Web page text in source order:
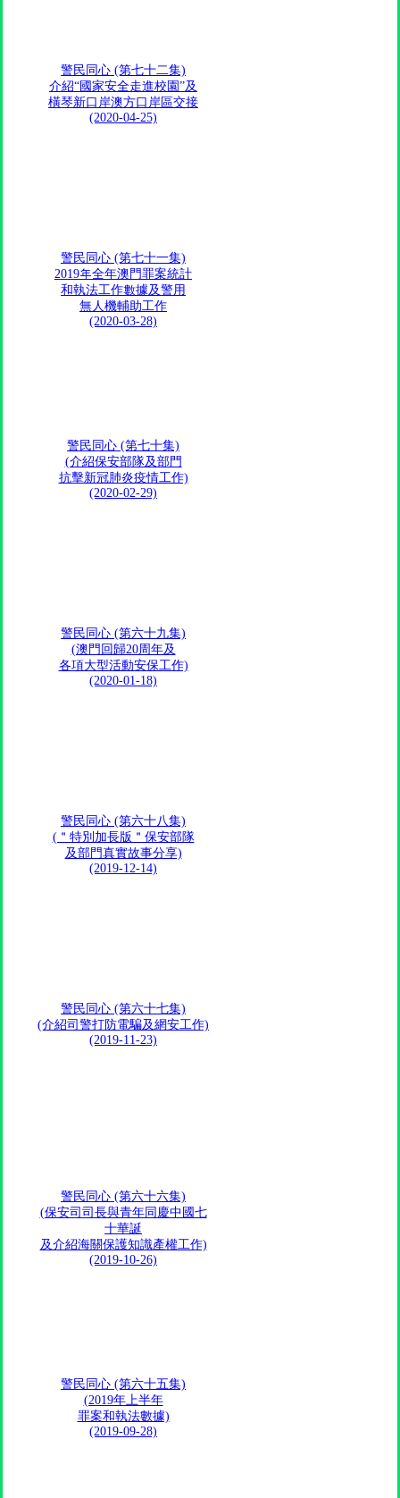
警民同心 (第七十二集)
介紹“國家安全走進校園”及
橫琴新口岸澳方口岸區交接
(2020-04-25)
警民同心 (第七十一集)
2019年全年澳門罪案統計
和執法工作數據及警用
無人機輔助工作
(2020-03-28)
警民同心 (第七十集)
(介紹保安部隊及部門
抗擊新冠肺炎疫情工作)
(2020-02-29)
警民同心 (第六十九集)
(澳門回歸20周年及
各項大型活動安保工作)
(2020-01-18)
警民同心 (第六十八集)
(＂特別加長版＂保安部隊
及部門真實故事分享)
(2019-12-14)
警民同心 (第六十七集)
(介紹司警打防電騙及網安工作)
(2019-11-23)
警民同心 (第六十六集)
(保安司司長與青年同慶中國七
十華誕
及介紹海關保護知識產權工作)
(2019-10-26)
警民同心 (第六十五集)
(2019年上半年
罪案和執法數據)
(2019-09-28)